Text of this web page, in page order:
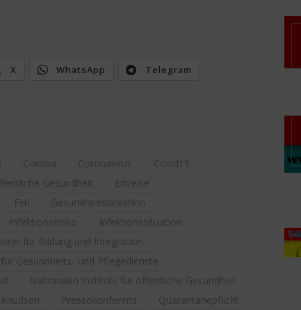
X WhatsApp Telegram
Corona Coronavirus
Covid19
Gesundheit
Einreise
FHI
Gesundheitsdirektion
Infektionsrisiko
Infektionssituation
für Bildung und Integration
Gesundheits- und Pflegedienste
Nationalen Instituts für öffentliche Gesundheit
Pressekonferenz
Quarantänepflicht